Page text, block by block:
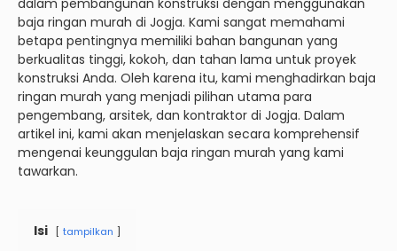
dalam pembangunan konstruksi dengan menggunakan
baja ringan murah di Jogja. Kami sangat memahami
betapa pentingnya memiliki bahan bangunan yang
berkualitas tinggi, kokoh, dan tahan lama untuk proyek
konstruksi Anda. Oleh karena itu, kami menghadirkan baja
ringan murah yang menjadi pilihan utama para
pengembang, arsitek, dan kontraktor di Jogja. Dalam
artikel ini, kami akan menjelaskan secara komprehensif
mengenai keunggulan baja ringan murah yang kami
tawarkan.
Isi tampilkan